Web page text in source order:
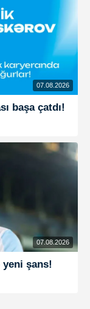
07.08.2026
başa çatdı!
07.08.2026
yeni şans!